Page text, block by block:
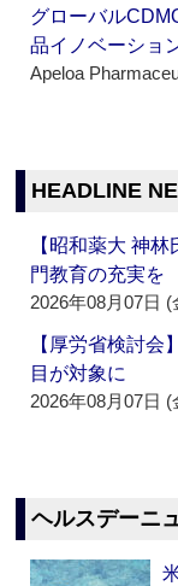
グローバル
品イノベーショ
Apeloa
HEADLINE
【昭和薬大 神
門教育の充実を
2026年08月07日 (
【厚労省検討会
目が対象に
2026年08月07日 (
ヘルスデーニ